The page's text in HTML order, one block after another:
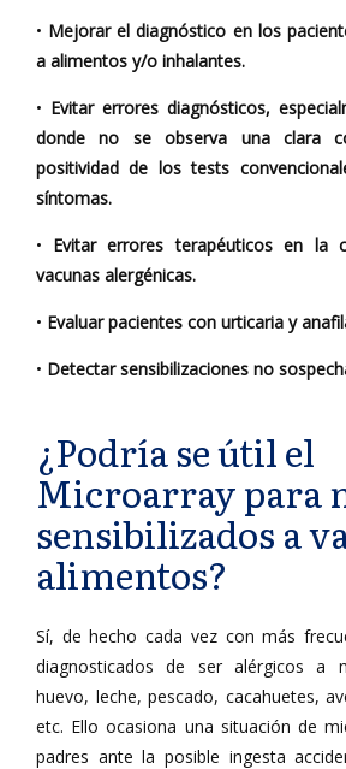
• Mejorar el diagnóstico en los
a alimentos y/o inhalantes.
• Evitar errores diagnósticos,
donde no se observa una clara
positividad de los tests
síntomas.
• Evitar errores terapéuticos en la
vacunas alergénicas.
• Evaluar pacientes con urticaria y
• Detectar sensibilizaciones no
¿Podría se útil el
Microarray para
sensibilizados a
alimentos?
Sí, de hecho cada vez con más
diagnosticados de ser alérgicos a
huevo, leche, pescado, cacahuetes,
etc. Ello ocasiona una situación de
padres ante la posible ingesta